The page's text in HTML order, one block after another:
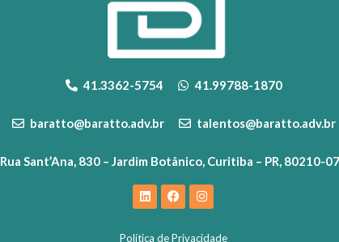
41.3362-5754 41.99788-1870
baratto@baratto.adv.br talentos@baratto.adv.br
Rua Sant’Ana, 830 – Jardim Botânico, Curitiba – PR, 80210-
Política de Privacidade